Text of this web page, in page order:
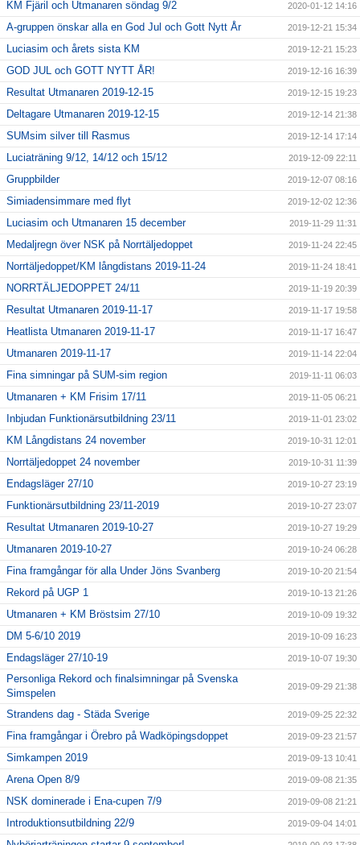
KM Fjäril och Utmanaren söndag 9/2 2020-01-12 14:16
A-gruppen önskar alla en God Jul och Gott Nytt År 2019-12-21 15:34
Luciasim och årets sista KM 2019-12-21 15:23
GOD JUL och GOTT NYTT ÅR! 2019-12-16 16:39
Resultat Utmanaren 2019-12-15 2019-12-15 19:23
Deltagare Utmanaren 2019-12-15 2019-12-14 21:38
SUMsim silver till Rasmus 2019-12-14 17:14
Luciaträning 9/12, 14/12 och 15/12 2019-12-09 22:11
Gruppbilder 2019-12-07 08:16
Simiadensimmare med flyt 2019-12-02 12:36
Luciasim och Utmanaren 15 december 2019-11-29 11:31
Medaljregn över NSK på Norrtäljedoppet 2019-11-24 22:45
Norrtäljedoppet/KM långdistans 2019-11-24 2019-11-24 18:41
NORRTÄLJEDOPPET 24/11 2019-11-19 20:39
Resultat Utmanaren 2019-11-17 2019-11-17 19:58
Heatlista Utmanaren 2019-11-17 2019-11-17 16:47
Utmanaren 2019-11-17 2019-11-14 22:04
Fina simningar på SUM-sim region 2019-11-11 06:03
Utmanaren + KM Frisim 17/11 2019-11-05 06:21
Inbjudan Funktionärsutbildning 23/11 2019-11-01 23:02
KM Långdistans 24 november 2019-10-31 12:01
Norrtäljedoppet 24 november 2019-10-31 11:39
Endagsläger 27/10 2019-10-27 23:19
Funktionärsutbildning 23/11-2019 2019-10-27 23:07
Resultat Utmanaren 2019-10-27 2019-10-27 19:29
Utmanaren 2019-10-27 2019-10-24 06:28
Fina framgångar för alla Under Jöns Svanberg 2019-10-20 21:54
Rekord på UGP 1 2019-10-13 21:26
Utmanaren + KM Bröstsim 27/10 2019-10-09 19:32
DM 5-6/10 2019 2019-10-09 16:23
Endagsläger 27/10-19 2019-10-07 19:30
Personliga Rekord och finalsimningar på Svenska
Simspelen
2019-09-29 21:38
Strandens dag - Städa Sverige 2019-09-25 22:32
Fina framgångar i Örebro på Wadköpingsdoppet 2019-09-23 21:57
Simkampen 2019 2019-09-13 10:41
Arena Open 8/9 2019-09-08 21:35
NSK dominerade i Ena-cupen 7/9 2019-09-08 21:21
Introduktionsutbildning 22/9 2019-09-04 14:01